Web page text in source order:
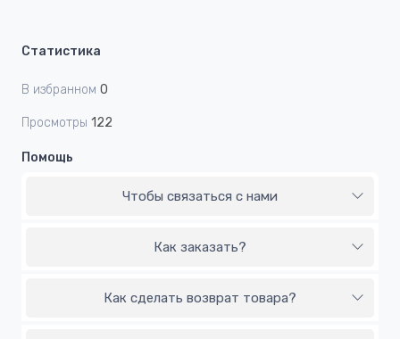
Статистика
В избранном 0
Просмотры 122
Помощь
Чтобы связаться с нами
Как заказать?
Как сделать возврат товара?